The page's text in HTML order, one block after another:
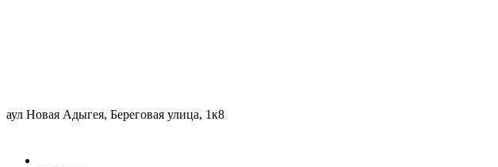
аул Новая Адыгея, Береговая улица, 1к8